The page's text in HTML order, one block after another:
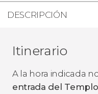
DESCRIPCIÓN
Itinerario
A la hora indicada
entrada del